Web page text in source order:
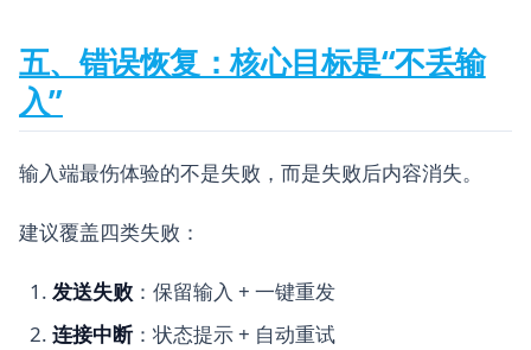
五、错误恢复：核心目标是“不丢输
入”
输入端最伤体验的不是失败，而是失败后内容消失。
建议覆盖四类失败：
发送失败 ：保留输入 + 一键重发
连接中断：状态提示 + 自动重试